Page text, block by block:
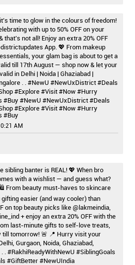
#Explore #Visit #Now #Hurry
#Buy#NewU #NewUxDistrict#Deals
#Explore #Visit #Now#Hurry
#Buy
AM
sibling banter is REAL! 💖 When bro
with a wishlist — and guess what?
From beauty must-haves to skincare
easier (and way cooler) than
+ enjoy an extra 20% OFF with the
Gurgaon, Noida, Ghaziabad,
. #RakhiReadyWithNewU #SiblingGoals
#GiftBetter #NewUIndia
#BeautyOnSale
#Visit #ShopwithNewU
#Rakhi2025#BeautyDeals
#RakshaBandhanSpecial#SiblingLove
#Beauty#Visit #ShopwithNewU
PM